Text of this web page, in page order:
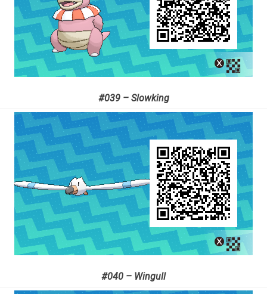
#039 – Slowking
#040 – Wingull